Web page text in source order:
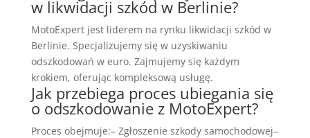
w likwidacji szkód w Berlinie?
MotoExpert jest liderem na rynku likwidacji szkód w
Berlinie. Specjalizujemy się w uzyskiwaniu
odszkodowań w euro. Zajmujemy się każdym
krokiem, oferując kompleksową usługę.
Jak przebiega proces ubiegania się
o odszkodowanie z MotoExpert?
Proces obejmuje:– Zgłoszenie szkody samochodowej–